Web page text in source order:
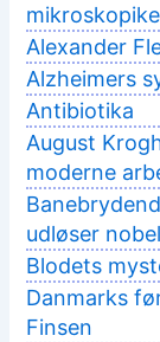
Alexander
Alzheimers
Antibiotika
August
moderne
udløser
Blodets
Danmarks
Finsen